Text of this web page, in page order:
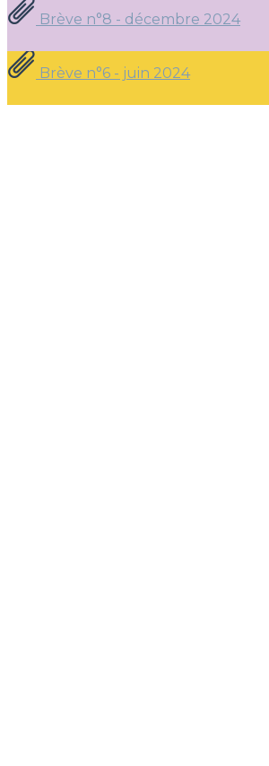
Brève n°8 - décembre 2024
Brève n°6 - juin 2024